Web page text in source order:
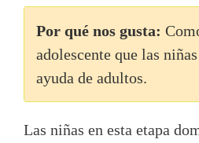
Por qué nos gusta:
adolescente que las
ayuda de adultos.
Las niñas en esta etapa